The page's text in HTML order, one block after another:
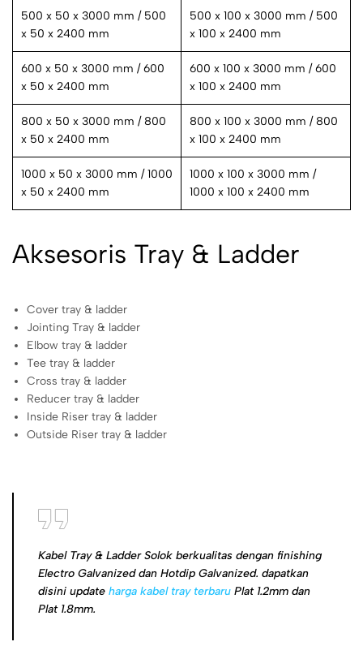
500 x 50 x 3000 mm / 500
x 50 x 2400 mm
500 x 100 x 3000 mm / 500
x 100 x 2400 mm
600 x 50 x 3000 mm / 600
x 50 x 2400 mm
600 x 100 x 3000 mm / 600
x 100 x 2400 mm
800 x 50 x 3000 mm / 800
x 50 x 2400 mm
800 x 100 x 3000 mm / 800
x 100 x 2400 mm
1000 x 50 x 3000 mm / 1000
x 50 x 2400 mm
1000 x 100 x 3000 mm /
1000 x 100 x 2400 mm
Aksesoris Tray & Ladder
Cover tray & ladder
Jointing Tray & ladder
Elbow tray & ladder
Tee tray & ladder
Cross tray & ladder
Reducer tray & ladder
Inside Riser tray & ladder
Outside Riser tray & ladder
Kabel Tray & Ladder Solok berkualitas dengan finishing
Electro Galvanized dan Hotdip Galvanized. dapatkan
disini update harga kabel tray terbaru Plat 1.2mm dan
Plat 1.8mm.